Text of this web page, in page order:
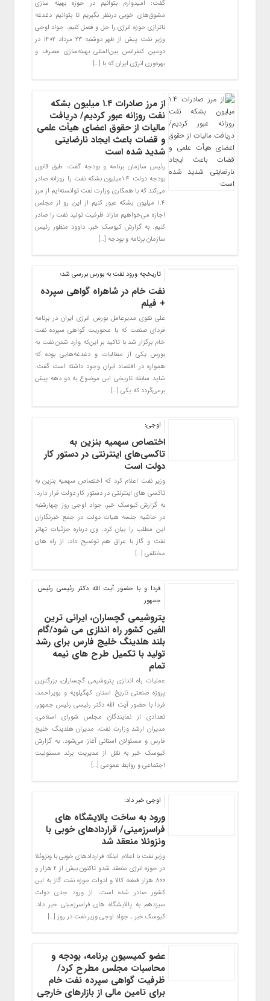
گفت: امیدوارم بتوانیم در حوزه بهینه سازی
مشوق‌های خوبی درنظر بگیریم تا بتوانیم دغدغه
ناترازی حوزه انرژی را حل و فصل کنیم. جواد اوجی
وزیر نفت پیش از ظهر دوشنبه ۲۳ مرداد ۱۴۰۲ در
دومین کنفرانس بین‌المللی بهینه‌سازی مصرف و
بهره‌وری انرژی ایران که با […]
از مرز صادرات ۱.۴ میلیون بشکه
نفت روزانه عبور کردیم/ دریافت
مالیات از حقوق اعضای هیأت علمی
و قضات باعث ایجاد نارضایتی
شدید شده است
رئیس سازمان برنامه و بودجه گفت: طبق قانون
بودجه دولت ۱.۴میلیون بشکه نفت را روزانه صادر
می‌کند که با همکاری وزارت نفت توانسته‌ایم از مرز
۱.۴ میلیون بشکه عبور کنیم از این رو از مجلس
اجازه می‌خواهیم مازاد ظرفیت تولید نفت را صادر
کنیم. به گزارش کیوسک خبر، داوود منظور رئیس
سازمان برنامه و بودجه […]
تاریخچه ورود نفت به بورس بررسی شد؛
نفت خام در شاهراه گواهی سپرده
+ فیلم
علی نقوی مدیرعامل بورس انرژی ایران در برنامه
فردای صنعت که با محوریت گواهی سپرده نفت
خام برگزار شد با تاکید بر این‌که وارد شدن نفت به
بورس یکی از مطالبات و دغدغه‌هایی بوده که
همواره در اقتصاد ایران وجود داشته است گفت:
شاید سابقه تاریخی این موضوع به دو دهه پیش
برمی‌گردد که یکی […]
اوجی:
اختصاص سهمیه بنزین به
تاکسی‌های اینترنتی در دستور کار
دولت است
وزیر نفت اعلام کرد که اختصاص سهمیه بنزین به
تاکسی های اینترنتی در دستور کار دولت قرار دارد.
به گزارش کیوسک خبر، جواد اوجی روز چهارشنبه
در حاشیه جلسه هیات دولت در جمع خبرنگاران
این مطلب را بیان کرد. وی درباره جزئیات تهاتر
نفت و گاز با عراق هم توضیح داد: از راه های
مختلفی […]
فردا و با حضور آيت الله دكتر رئيسی رئيس
جمهور
پتروشیمی گچساران، ایرانی ترین
الفین کشور راه اندازی می شود/گام
بلند هلدینگ خلیج فارس برای رشد
تولید با تکمیل طرح های نیمه
تمام
عملیات راه اندازی پتروشیمی گچساران، بزرگترین
پروژه صنعتی تاریخ استان کهگیلویه و بویراحمد،
فردا با حضور آیت الله دکتر رئیسی رئیس جمهور،
تعدادی از نمایندگان مجلس شورای اسلامی،
مدیران ارشد وزارت نفت، مدیران هلدینگ خلیج
فارس و مسئولان استانی آغاز می‌شود. به گزارش
کیوسک خبر به نقل از مدیریت برند مسئولیت
اجتماعی و روابط عمومی […]
اوجی خبر داد:
ورود به ساخت پالایشگاه های
فراسرزمینی/ قراردادهای خوبی با
ونزوئلا منعقد شد
وزیر نفت با اعلام اینکه قراردادهای خوبی با ونزوئلا
در حوزه انرژی منعقد شدو تاکنون بیش از ۲ هزار و
۸۰۰ هزار قطعه کالا و ادوات حوزه نفت گاز به این
کشور صادر شده است، از ورود جدی دولت
سیزدهم به پالایشگاه های فراسرزمینی خبر داد.
کیوسک خبر ـ جواد اوجی وزیر نفت در روز […]
عضو کمیسیون برنامه، بودجه و
محاسبات مجلس مطرح کرد/
ظرفیت گواهی سپرده نفت خام
برای تامین مالی از بازارهای خارجی